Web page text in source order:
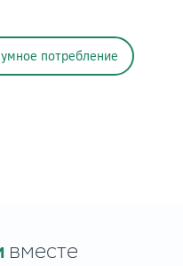
потребление
вместе